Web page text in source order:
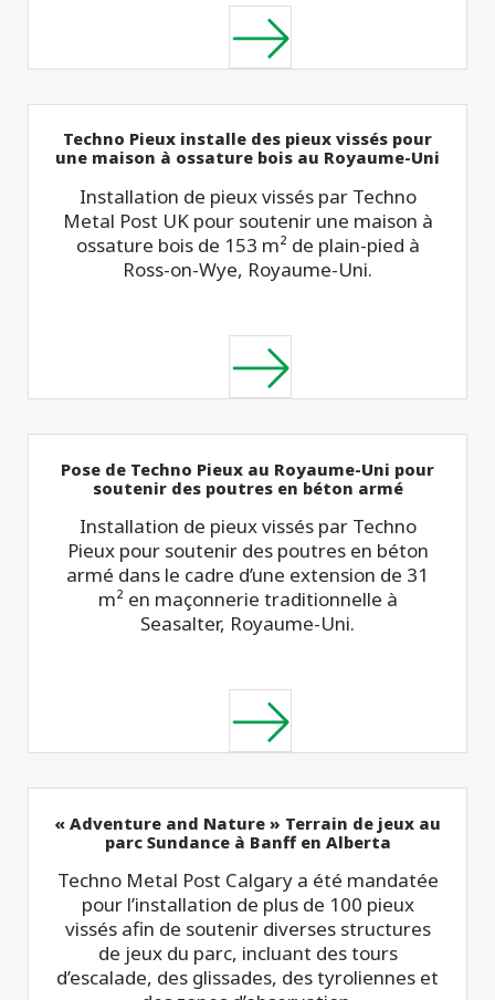
Techno Pieux installe des pieux vissés pour
une maison à ossature bois au Royaume-Uni
Installation de pieux vissés par Techno
Metal Post UK pour soutenir une maison à
ossature bois de 153 m² de plain-pied à
Ross-on-Wye, Royaume-Uni.
Pose de Techno Pieux au Royaume-Uni pour
soutenir des poutres en béton armé
Installation de pieux vissés par Techno
Pieux pour soutenir des poutres en béton
armé dans le cadre d’une extension de 31
m² en maçonnerie traditionnelle à
Seasalter, Royaume-Uni.
« Adventure and Nature » Terrain de jeux au
parc Sundance à Banff en Alberta
Techno Metal Post Calgary a été mandatée
pour l’installation de plus de 100 pieux
vissés afin de soutenir diverses structures
de jeux du parc, incluant des tours
d’escalade, des glissades, des tyroliennes et